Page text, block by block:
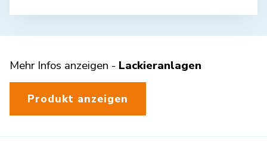
Mehr Infos anzeigen - Lackieranlagen
Produkt anzeigen